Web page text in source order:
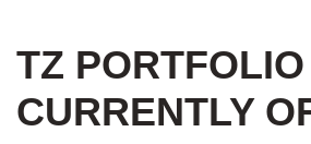
TZ
CURRENTLY